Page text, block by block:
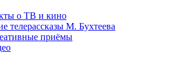
о ТВ и кино
телерассказы М. Бухтеева
приёмы